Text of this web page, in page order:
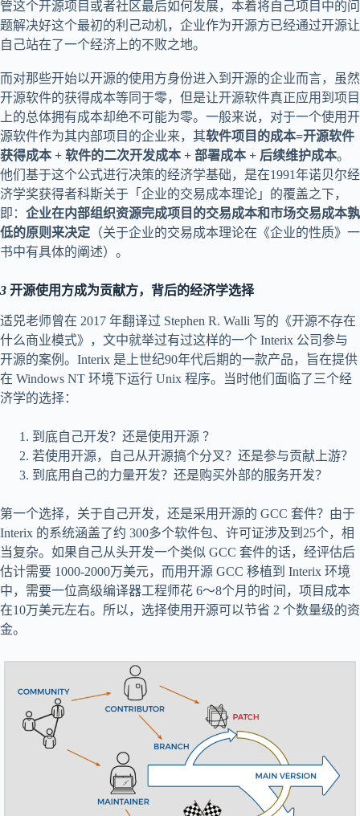
管这个开源项目或者社区最后如何发展，本着将自己项目中的问
题解决好这个最初的利己动机，企业作为开源方已经通过开源让
自己站在了一个经济上的不败之地。
而对那些开始以开源的使用方身份进入到开源的企业而言，虽然
开源软件的获得成本等同于零，但是让开源软件真正应用到项目
上的总体拥有成本却绝不可能为零。一般来说，对于一个使用开
源软件作为其内部项目的企业来，其软件项目的成本=开源软件
获得成本 + 软件的二次开发成本 + 部署成本 + 后续维护成本。
他们基于这个公式进行决策的经济学基础，是在1991年诺贝尔经
济学奖获得者科斯关于「企业的交易成本理论」的覆盖之下，
即： 企业在内部组织资源完成项目的交易成本和市场交易成本孰
低的原则来决定 （关于企业的交易成本理论在《企业的性质》一
书中有具体的阐述）。
3 开源使用方成为贡献方，背后的经济学选择
适兕老师曾在 2017 年翻译过 Stephen R. Walli 写的《开源不存在
什么商业模式》，文中就举过有过这样的一个 Interix 公司参与
开源的案例。Interix 是上世纪90年代后期的一款产品，旨在提供
在 Windows NT 环境下运行 Unix 程序。当时他们面临了三个经
济学的选择：
到底自己开发？还是使用开源 ？
若使用开源，自己从开源搞个分叉？还是参与贡献上游？
到底用自己的力量开发？还是购买外部的服务开发？
第一个选择，关于自己开发，还是采用开源的 GCC 套件？由于
Interix 的系统涵盖了约 300多个软件包、许可证涉及到25个，相
当复杂。如果自己从头开发一个类似 GCC 套件的话，经评估后
估计需要 1000-2000万美元，而用开源 GCC 移植到 Interix 环境
中，需要一位高级编译器工程师花 6～8个月的时间，项目成本
在10万美元左右。所以，选择使用开源可以节省 2 个数量级的资
金。